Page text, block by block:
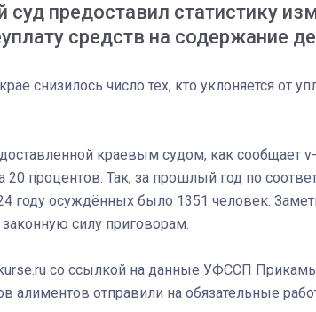
суд предоставил статистику
средств на содержание
снизилось число тех, кто уклоняется от
краевым судом, как сообщает
20 процентов. Так, за прошлый год по
году осуждённых было 1351 человек.
силу приговорам.
со ссылкой на данные УФССП
алиментов отправили на обязательные